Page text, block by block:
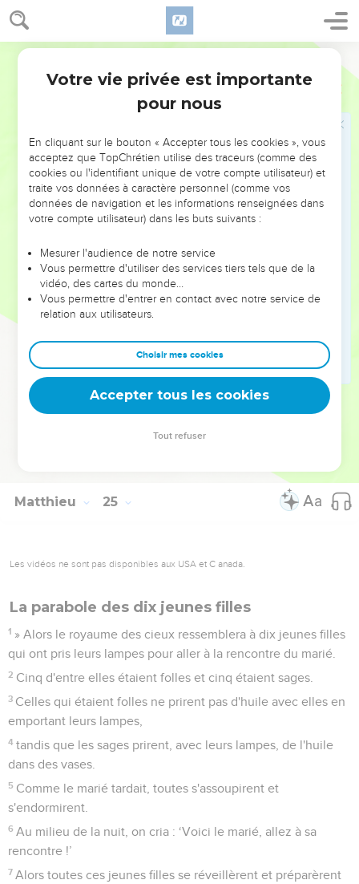
Matthieu 24
quelle heure de la nuit le voleur doit venir, il resterait éveillé
et ne laisserait pas percer les murs de sa maison.
44
C'est pourquoi, vous aussi, tenez-vous prêts, car le Fils de
l'homme viendra à l'heure où vous n'y penserez pas.
» Quel est donc le serviteur fidèle et prudent que son
maître a établi responsable des gens de sa maison pour leur
donner la nourriture en temps voulu ?
Heureux le serviteur que son maître, à son arrivée,
Je vous le dis en vérité, il l'établira responsable de tous
ses biens.
Mais si c'est un mauvais serviteur, qui se dit en lui-même :
‘Mon maître tarde à venir’,
s'il se met à battre ses compagnons, s'il mange et boit
avec les ivrognes,
le maître de ce serviteur viendra le jour où il ne s'y attend
pas et à l'heure qu'il ne connaît pas.
Il le punira sévèrement et lui fera partager le sort des
Matthieu 25
Les vidéos ne sont pas disponibles aux USA et C anada.
La parabole des dix jeunes filles
1 » Alors le royaume des cieux ressemblera à dix jeunes filles
qui ont pris leurs lampes pour aller à la rencontre du marié.
2 Cinq d'entre elles étaient folles et cinq étaient sages.
3 Celles qui étaient folles ne prirent pas d'huile avec elles en
emportant leurs lampes,
4 tandis que les sages prirent, avec leurs lampes, de l'huile
dans des vases.
5 Comme le marié tardait, toutes s'assoupirent et
s'endormirent.
6 Au milieu de la nuit, on cria : ‘Voici le marié, allez à sa
rencontre !’
7 Alors toutes ces jeunes filles se réveillèrent et préparèrent
Votre vie privée est importante
pour nous
En cliquant sur le bouton « Accepter tous les cookies », vous
acceptez que TopChrétien utilise des traceurs (comme des
cookies ou l'identifiant unique de votre compte utilisateur) et
traite vos données à caractère personnel (comme vos
données de navigation et les informations renseignées dans
votre compte utilisateur) dans les buts suivants :
Mesurer l'audience de notre service
Vous permettre d'utiliser des services tiers tels que de la
vidéo, des cartes du monde…
Vous permettre d'entrer en contact avec notre service de
relation aux utilisateurs.
Choisir mes cookies
Accepter tous les cookies
Tout refuser